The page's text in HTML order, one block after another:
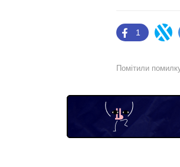
Facebook
1
Помітили